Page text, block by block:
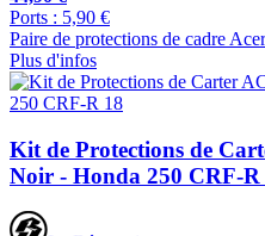
Ports : 5,90 €
Paire de protections de cadre
Plus d'infos
Kit de Protections de
Noir - Honda 250 CRF-R